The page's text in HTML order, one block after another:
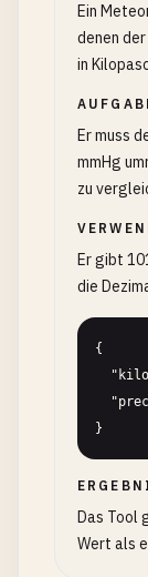
Ein
denen
in
Er muss
mmHg
zu
Er gibt
die
{
}
Das Tool
Wert als